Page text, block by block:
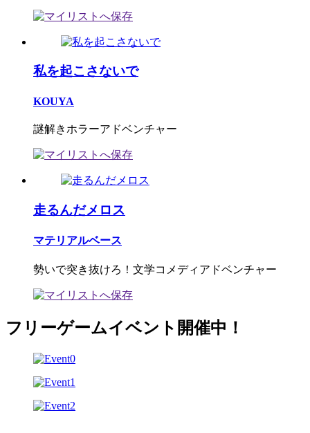
私を起こさないで
KOUYA
謎解きホラーアドベンチャー
走るんだメロス
マテリアルベース
勢いで突き抜けろ！文学コメディアドベンチャー
フリーゲームイベント開催中！